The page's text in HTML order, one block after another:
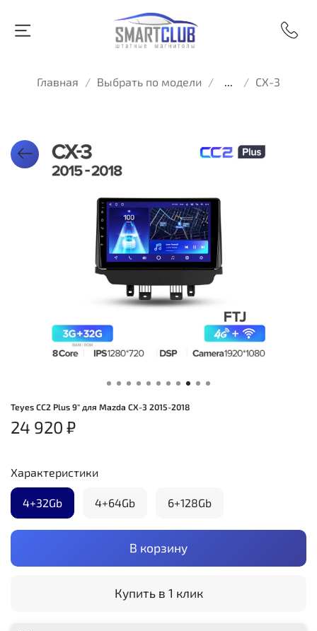
Главная Выбрать по модели ... CX-3
Teyes CC2 Plus 9" для Mazda CX-3 2015-2018
24 920 ₽
В корзину
Купить в 1 клик
Характеристики
4+32Gb 4+64Gb 6+128Gb